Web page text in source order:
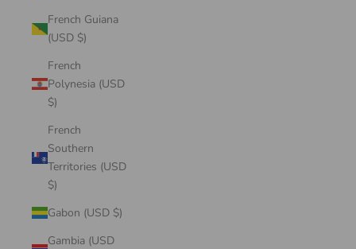
French Guiana
(USD $)
French
Polynesia (USD
$)
French
Southern
Territories (USD
$)
Gabon (USD $)
Gambia (USD